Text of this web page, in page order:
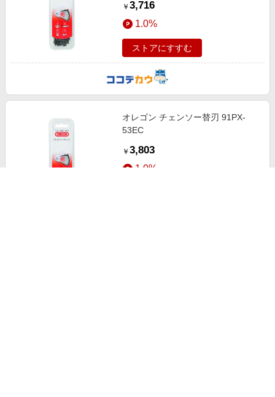
￥ 3,716
1.0%
ストアにすすむ
オレゴン チェンソー替刃 91PX-
53EC
￥ 3,803
1.0%